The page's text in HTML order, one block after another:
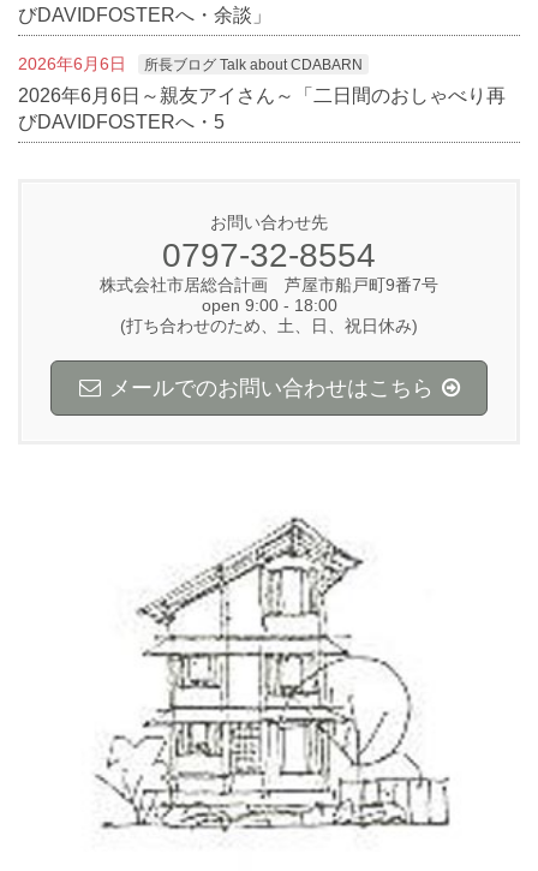
びDAVIDFOSTERへ・余談」
2026年6月6日 所長ブログ Talk about CDABARN
2026年6月6日～親友アイさん～「二日間のおしゃべり再
びDAVIDFOSTERへ・5
お問い合わせ先
0797-32-8554
株式会社市居総合計画 芦屋市船戸町9番7号
open 9:00 - 18:00
(打ち合わせのため、土、日、祝日休み)
メールでのお問い合わせはこちら